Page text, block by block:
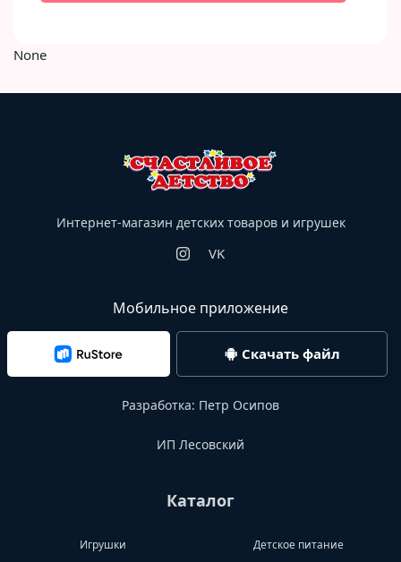
None
Интернет-магазин детских товаров и игрушек
VK
Мобильное приложение
Скачать файл
Разработка: Петр Осипов
ИП Лесовский
Каталог
Игрушки
Детское питание